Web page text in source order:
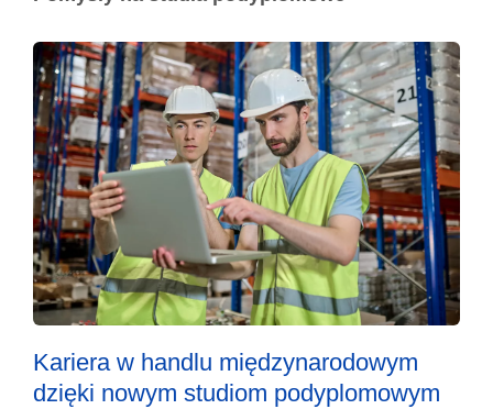
Kariera w handlu międzynarodowym
dzięki nowym studiom podyplomowym